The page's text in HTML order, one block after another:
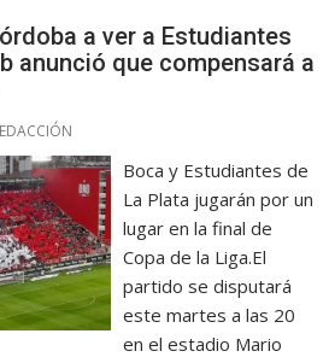
a ver a Estudiantes
anunció que compensará a
Boca y Estudiantes de
La Plata jugarán por un
lugar en la final de
Copa de la Liga.El
partido se disputará
este martes a las 20
en el estadio Mario